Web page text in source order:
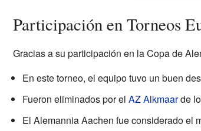
Participación en Torneos
Gracias a su participación en la Copa de
En este torneo, el equipo tuvo un buen
Fueron eliminados por el AZ Alkmaarde
El Alemannia Aachen fue considerado el